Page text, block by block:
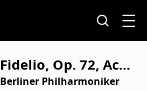
Fidelio, Op. 72, Act
1: "O welche Lust"
Berliner Philharmoniker